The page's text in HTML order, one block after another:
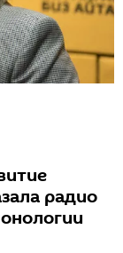
радио